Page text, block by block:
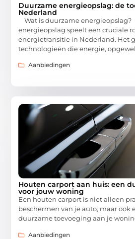
Duurzame energieopslag: de
Nederland
Wat is duurzame
energieopslag speelt een cruciale
energietransitie in Nederland. Het
technologieën die energie,
Aanbiedingen
Houten carport aan huis: een
voor jouw woning
Een houten carport is niet alleen
beschermen van je auto, maar ook
duurzame toevoeging aan je
Aanbiedingen